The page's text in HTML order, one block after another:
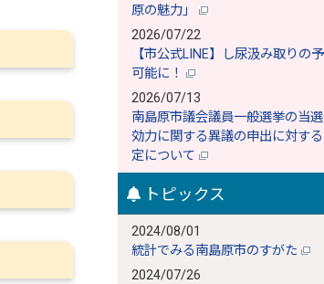
原の魅力」
2026/07/22
【市公式LINE】し尿汲み取りの
可能に！
2026/07/13
南島原市議会議員一般選挙の当
効力に関する異議の申出に対す
定について
トピックス
2024/08/01
統計でみる南島原市のすがた
2024/07/26